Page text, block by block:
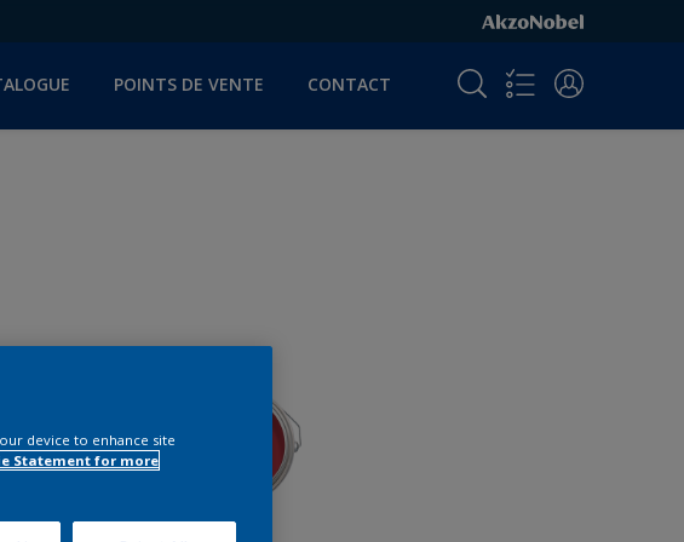
POINTS DE VENTE CONTACT
device to enhance site
Statement for more